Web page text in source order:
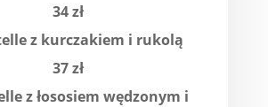
34 zł
z kurczakiem i rukolą
37 zł
z łososiem wędzonym i